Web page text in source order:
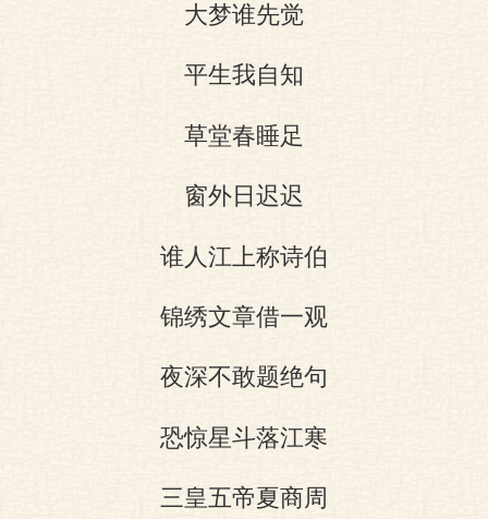
大梦谁先觉
平生我自知
草堂春睡足
窗外日迟迟
谁人江上称诗伯
锦绣文章借一观
夜深不敢题绝句
恐惊星斗落江寒
三皇五帝夏商周